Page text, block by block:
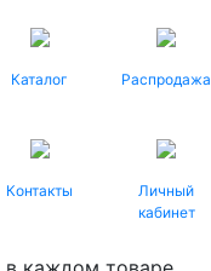
Каталог Распродажа
Контакты
Личный
кабинет